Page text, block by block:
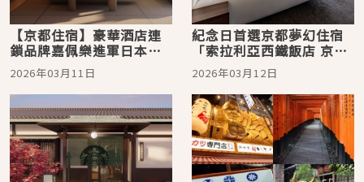
【京都住宿】豪華酒店連
鎖品牌嘉佩樂進軍日本！
首站插旗日本知名旅遊城
市「京都」
2026年03月11日
紀念日首選京都夢幻住宿
「索拉利亞西鐵飯店 京都
Premier 三條鴨川」住進
鴨川風景裡
2026年03月12日